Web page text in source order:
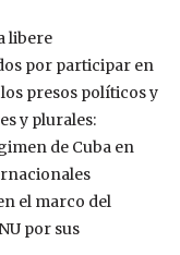
libere
por participar en
presos políticos y
y plurales:
de Cuba en
el marco del
por sus